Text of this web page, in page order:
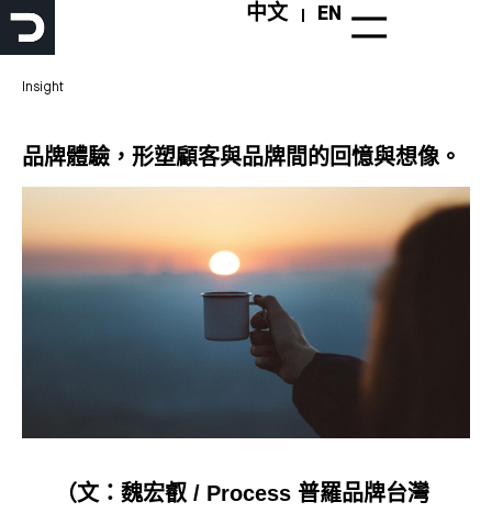
跳
中文 EN
Insight
品牌體驗，形塑顧客與品牌間的回憶與想像。
（文：魏宏叡 / Process 普羅品牌台灣